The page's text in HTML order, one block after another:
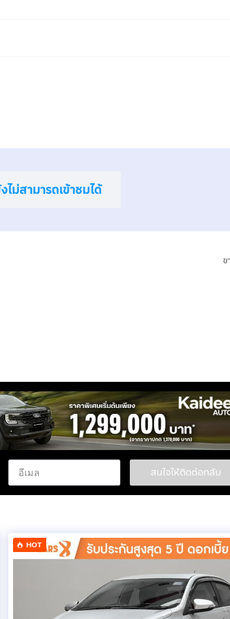
ม่สามารถเข้าชมได้
ข
สนใจให้ติดต่อกลับ
HOT